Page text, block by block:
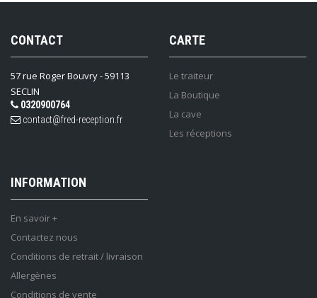
CONTACT
57 rue Roger Bouvry - 59113
SECLIN
0320900764
contact@fred-reception.fr
CARTE
Le traiteur
La Boutique
La cave
Les réceptions
INFORMATION
En savoir +
Contactez nous
Conditions de retrait / livraison
Allergènes
Conditions de vente